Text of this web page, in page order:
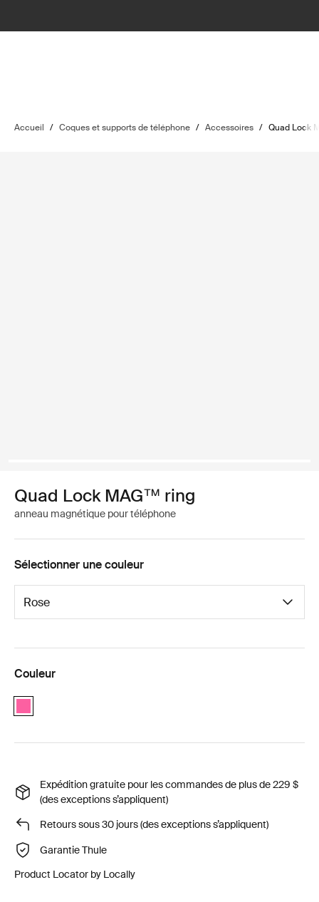
Accueil / Coques et supports de téléphone / Accessoires / Quad Lock
Quad Lock MAG™ ring
anneau magnétique pour téléphone
Sélectionner une couleur
Couleur
Expédition gratuite pour les commandes de plus de 229 $
(des exceptions s’appliquent)
Retours sous 30 jours (des exceptions s’appliquent)
Garantie Thule
Product Locator by Locally